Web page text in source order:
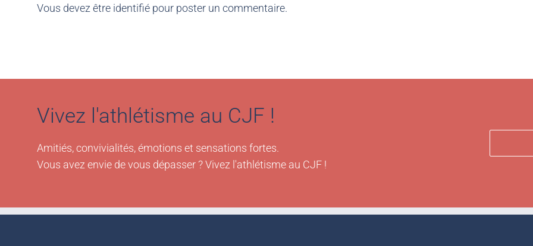
Vous devez être identifié pour poster un commentaire.
Vivez l'athlétisme au CJF !
Amitiés, convivialités, émotions et sensations fortes.
Vous avez envie de vous dépasser ? Vivez l'athlétisme au CJF !